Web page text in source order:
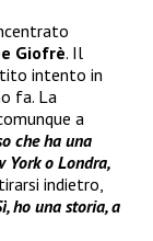
Giofrè. Il
intento in
fa. La
a
che ha una
York o Londra,
indietro,
ho una storia, a